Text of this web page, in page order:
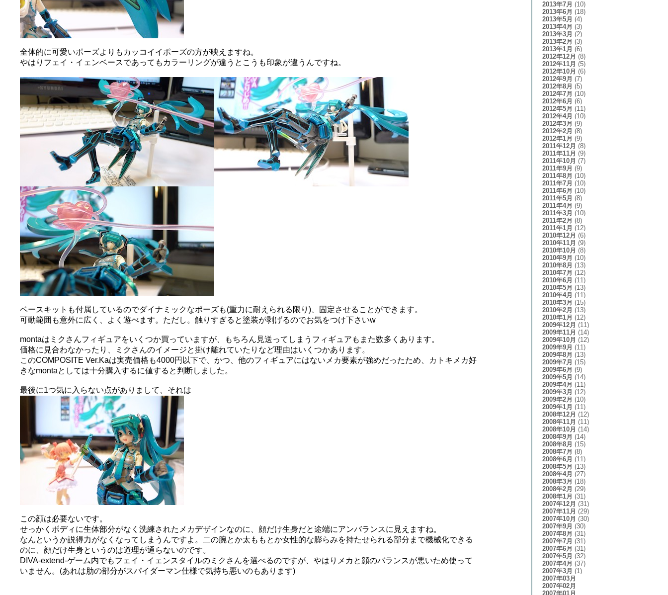
全体的に可愛いポーズよりもカッコイイポーズの方が映えますね。
やはりフェイ・イェンベースであってもカラーリングが違うとこうも印象が違うんですね。
ベースキットも付属しているのでダイナミックなポーズも(重力に耐えられる限り)、固定させることができます。
可動範囲も意外に広く、よく遊べます。ただし。触りすぎると塗装が剥げるのでお気をつけ下さいw
montaはミクさんフィギュアをいくつか買っていますが、もちろん見送ってしまうフィギュアもまた数多くあります。
価格に見合わなかったり、ミクさんのイメージと掛け離れていたりなど理由はいくつかあります。
このCOMPOSITE Ver.Kaは実売価格も4000円以下で、かつ、他のフィギュアにはないメカ要素が強めだったため、カトキメカ好
きなmontaとしては十分購入するに値すると判断しました。
最後に1つ気に入らない点がありまして、それは
この顔は必要ないです。
せっかくボディに生体部分がなく洗練されたメカデザインなのに、顔だけ生身だと途端にアンバランスに見えますね。
なんというか説得力がなくなってしまうんですよ。二の腕とか太ももとか女性的な膨らみを持たせられる部分まで機械化できる
のに、顔だけ生身というのは道理が通らないのです。
DIVA-extend-ゲーム内でもフェイ・イェンスタイルのミクさんを選べるのですが、やはりメカと顔のバランスが悪いため使って
いません。(あれは肋の部分がスパイダーマン仕様で気持ち悪いのもあります)
2013年7月 (10)
2013年6月 (18)
2013年5月 (4)
2013年4月 (3)
2013年3月 (2)
2013年2月 (3)
2013年1月 (6)
2012年12月 (8)
2012年11月 (5)
2012年10月 (6)
2012年9月 (7)
2012年8月 (5)
2012年7月 (10)
2012年6月 (6)
2012年5月 (11)
2012年4月 (10)
2012年3月 (9)
2012年2月 (8)
2012年1月 (9)
2011年12月 (8)
2011年11月 (9)
2011年10月 (7)
2011年9月 (9)
2011年8月 (10)
2011年7月 (10)
2011年6月 (10)
2011年5月 (8)
2011年4月 (9)
2011年3月 (10)
2011年2月 (8)
2011年1月 (12)
2010年12月 (6)
2010年11月 (9)
2010年10月 (8)
2010年9月 (10)
2010年8月 (13)
2010年7月 (12)
2010年6月 (11)
2010年5月 (13)
2010年4月 (11)
2010年3月 (15)
2010年2月 (13)
2010年1月 (12)
2009年12月 (11)
2009年11月 (14)
2009年10月 (12)
2009年9月 (11)
2009年8月 (13)
2009年7月 (15)
2009年6月 (9)
2009年5月 (14)
2009年4月 (11)
2009年3月 (12)
2009年2月 (10)
2009年1月 (11)
2008年12月 (12)
2008年11月 (11)
2008年10月 (14)
2008年9月 (14)
2008年8月 (15)
2008年7月 (8)
2008年6月 (11)
2008年5月 (13)
2008年4月 (27)
2008年3月 (18)
2008年2月 (29)
2008年1月 (31)
2007年12月 (31)
2007年11月 (29)
2007年10月 (30)
2007年9月 (30)
2007年8月 (31)
2007年7月 (31)
2007年6月 (31)
2007年5月 (32)
2007年4月 (37)
2007年3月 (1)
2007年03月
2007年02月
2007年01月